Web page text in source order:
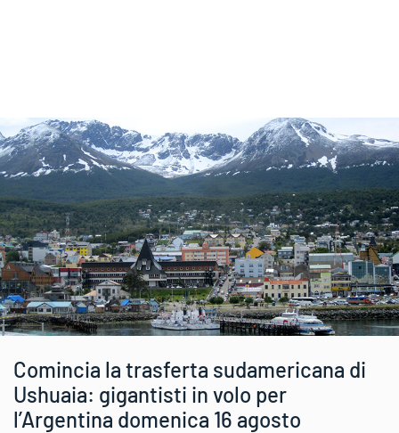
Comincia la trasferta sudamericana di
Ushuaia: gigantisti in volo per
l’Argentina domenica 16 agosto